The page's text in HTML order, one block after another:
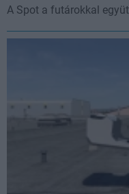
A Spot a futárokkal